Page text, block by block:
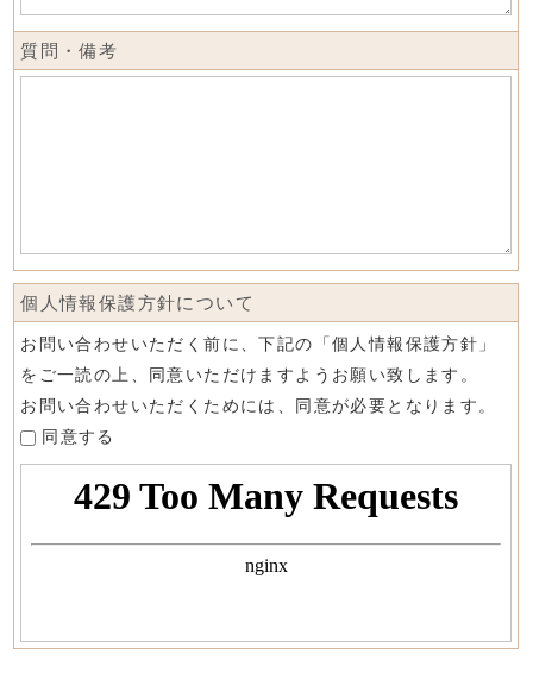
質問・備考
個人情報保護方針について
お問い合わせいただく前に、下記の「個人情報保護方針」
をご一読の上、同意いただけますようお願い致します。
お問い合わせいただくためには、同意が必要となります。
同意する